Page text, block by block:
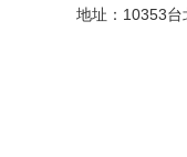
地址：10353